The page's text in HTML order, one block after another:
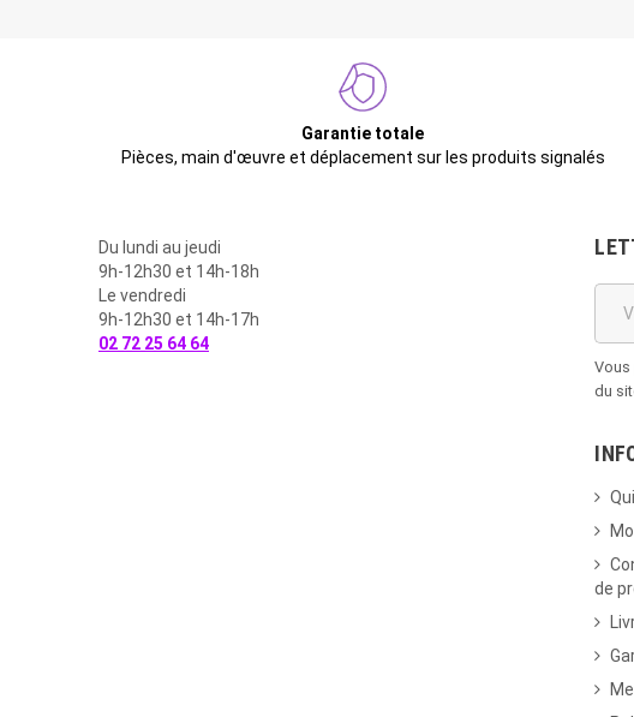
Garantie totale
Pièces, main d'œuvre et déplacement sur les produits signalés
Du lundi au jeudi
9h-12h30 et 14h-18h
Le vendredi
9h-12h30 et 14h-17h
02 72 25 64 64
du
de